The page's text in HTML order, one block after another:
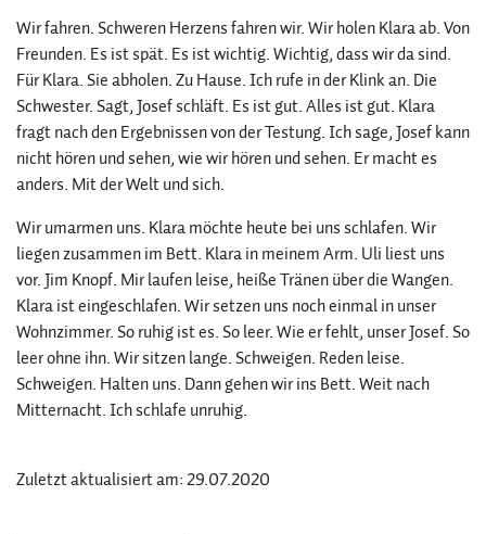
Wir fahren. Schweren Herzens fahren wir. Wir holen Klara ab. Von
Freunden. Es ist spät. Es ist wichtig. Wichtig, dass wir da sind.
Für Klara. Sie abholen. Zu Hause. Ich rufe in der Klink an. Die
Schwester. Sagt, Josef schläft. Es ist gut. Alles ist gut. Klara
fragt nach den Ergebnissen von der Testung. Ich sage, Josef kann
nicht hören und sehen, wie wir hören und sehen. Er macht es
anders. Mit der Welt und sich.
Wir umarmen uns. Klara möchte heute bei uns schlafen. Wir
liegen zusammen im Bett. Klara in meinem Arm. Uli liest uns
vor. Jim Knopf. Mir laufen leise, heiße Tränen über die Wangen.
Klara ist eingeschlafen. Wir setzen uns noch einmal in unser
Wohnzimmer. So ruhig ist es. So leer. Wie er fehlt, unser Josef. So
leer ohne ihn. Wir sitzen lange. Schweigen. Reden leise.
Schweigen. Halten uns. Dann gehen wir ins Bett. Weit nach
Mitternacht. Ich schlafe unruhig.
Zuletzt aktualisiert am: 29.07.2020